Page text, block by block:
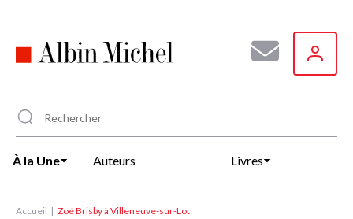
principal
À la Une Auteurs Livres
Accueil Zoé Brisby à Villeneuve-sur-Lot